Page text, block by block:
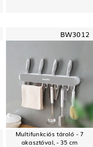
BW3012
Multifunkciós tároló - 7
akasztóval, - 35 cm